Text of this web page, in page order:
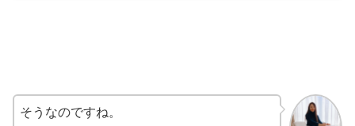
そうなのですね。